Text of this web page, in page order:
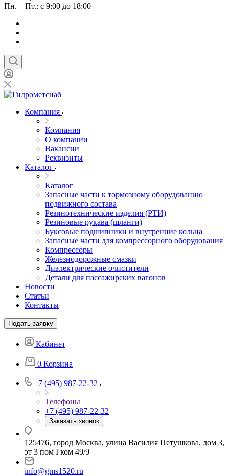
Пн. – Пт.: с 9:00 до 18:00
Компания
Компания
О компании
Вакансии
Реквизиты
Каталог
Каталог
Запасные части к тормозному оборудованию
подвижного состава
Резинотехнические изделия (РТИ)
Резиновые рукава (шланги)
Буксовые подшипники и внутренние кольца
Запасные части для компрессорного оборудования
Компрессоры
Железнодорожные смазки
Диэлектрические очистители
Детали для пассажирских вагонов
Новости
Статьи
Контакты
Подать заявку
Кабинет
0 Корзина
+7 (495) 987-22-32
Телефоны
+7 (495) 987-22-32
Заказать звонок
125476, город Москва, улица Василия Петушкова, дом 3,
эт 3 пом I ком 49/9
info@gms1520.ru